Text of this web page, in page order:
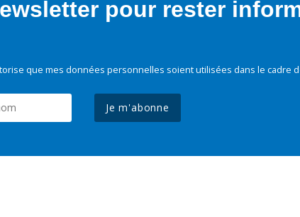
pour rester
que mes données personnelles soient utilisées dans le cadre
Je m'abonne